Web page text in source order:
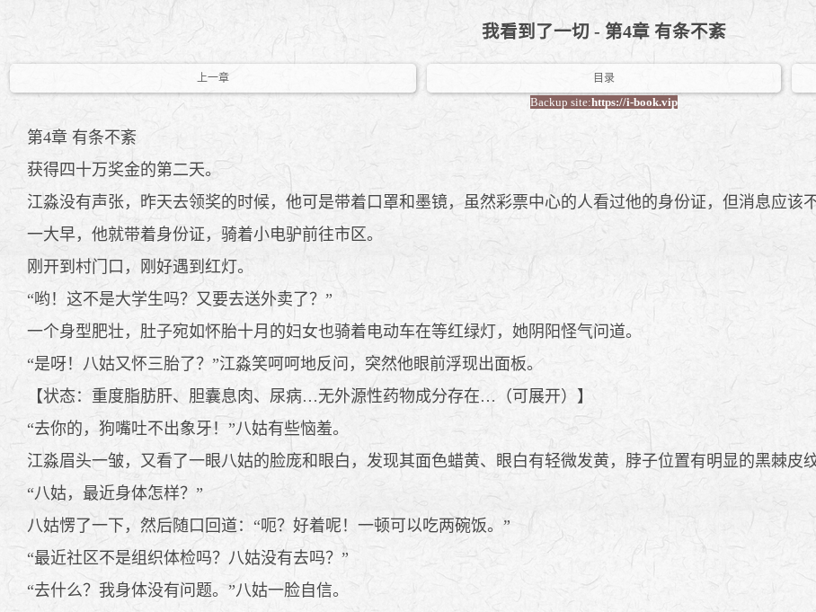
我看到了一切 - 第4章 有条不紊
上一章 目录
Backup site:https://i-book.vip
第4章 有条不紊
获得四十万奖金的第二天。
江淼没有声张，昨天去领奖的时候，他可是带着口罩和墨镜，虽然彩票中心的人看过他的身份证，但消息应该不
一大早，他就带着身份证，骑着小电驴前往市区。
刚开到村门口，刚好遇到红灯。
“哟！这不是大学生吗？又要去送外卖了？”
一个身型肥壮，肚子宛如怀胎十月的妇女也骑着电动车在等红绿灯，她阴阳怪气问道。
“是呀！八姑又怀三胎了？”江淼笑呵呵地反问，突然他眼前浮现出面板。
【状态：重度脂肪肝、胆囊息肉、尿病…无外源性药物成分存在…（可展开）】
“去你的，狗嘴吐不出象牙！”八姑有些恼羞。
江淼眉头一皱，又看了一眼八姑的脸庞和眼白，发现其面色蜡黄、眼白有轻微发黄，脖子位置有明显的黑棘皮纹
“八姑，最近身体怎样？”
八姑愣了一下，然后随口回道：“呃？好着呢！一顿可以吃两碗饭。”
“最近社区不是组织体检吗？八姑没有去吗？”
“去什么？我身体没有问题。”八姑一脸自信。